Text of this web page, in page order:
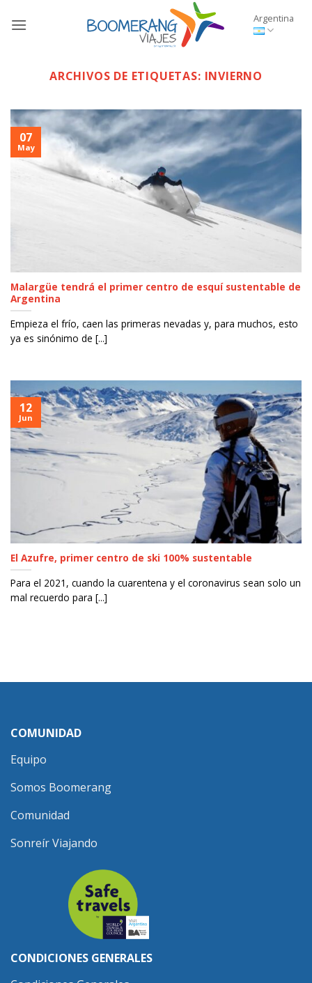
Argentina
ARCHIVOS DE ETIQUETAS: INVIERNO
Malargüe tendrá el primer centro de esquí sustentable de
Argentina
Empieza el frío, caen las primeras nevadas y, para muchos, esto
ya es sinónimo de [...]
07
May
El Azufre, primer centro de ski 100% sustentable
Para el 2021, cuando la cuarentena y el coronavirus sean solo un
mal recuerdo para [...]
12
Jun
COMUNIDAD
Equipo
Somos Boomerang
Comunidad
Sonreír Viajando
CONDICIONES GENERALES